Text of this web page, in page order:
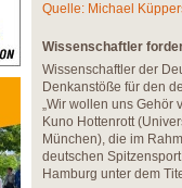
Quelle: Michael
Wissenschaftler
Wissenschaftler der
Denkanstöße für den
„Wir wollen uns Gehör
Kuno Hottenrott
München), die im
deutschen
Hamburg unter dem